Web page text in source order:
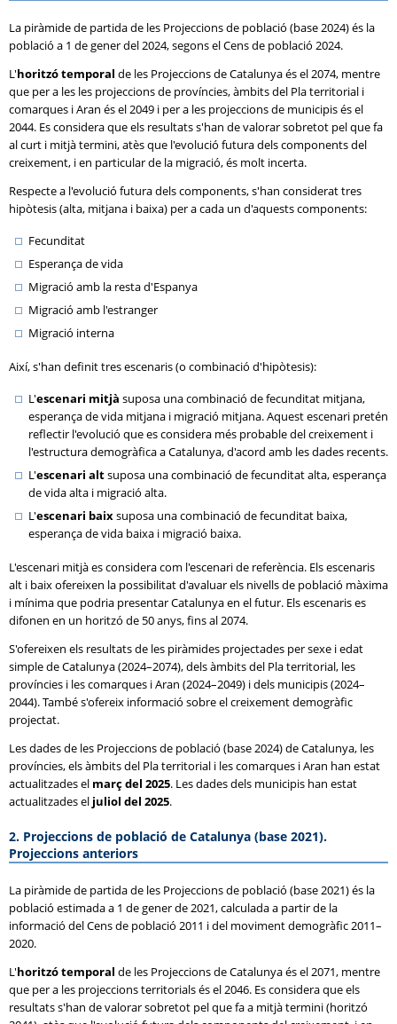
La piràmide de partida de les Projeccions de població (base 2024) és la
població a 1 de gener del 2024, segons el Cens de població 2024.
L'horitzó temporal de les Projeccions de Catalunya és el 2074, mentre
que per a les les projeccions de províncies, àmbits del Pla territorial i
comarques i Aran és el 2049 i per a les projeccions de municipis és el
2044. Es considera que els resultats s'han de valorar sobretot pel que fa
al curt i mitjà termini, atès que l'evolució futura dels components del
creixement, i en particular de la migració, és molt incerta.
Respecte a l'evolució futura dels components, s'han considerat tres
hipòtesis (alta, mitjana i baixa) per a cada un d'aquests components:
Fecunditat
Esperança de vida
Migració amb la resta d'Espanya
Migració amb l'estranger
Migració interna
Així, s'han definit tres escenaris (o combinació d'hipòtesis):
L'escenari mitjà suposa una combinació de fecunditat mitjana,
esperança de vida mitjana i migració mitjana. Aquest escenari pretén
reflectir l'evolució que es considera més probable del creixement i
l'estructura demogràfica a Catalunya, d'acord amb les dades recents.
L'escenari altsuposa una combinació de fecunditat alta, esperança
de vida alta i migració alta.
L'escenari baixsuposa una combinació de fecunditat baixa,
esperança de vida baixa i migració baixa.
L'escenari mitjà es considera com l'escenari de referència. Els escenaris
alt i baix ofereixen la possibilitat d'avaluar els nivells de població màxima
i mínima que podria presentar Catalunya en el futur. Els escenaris es
difonen en un horitzó de 50 anys, fins al 2074.
S'ofereixen els resultats de les piràmides projectades per sexe i edat
simple de Catalunya (2024–2074), dels àmbits del Pla territorial, les
províncies i les comarques i Aran (2024–2049) i dels municipis (2024–
2044). També s'ofereix informació sobre el creixement demogràfic
projectat.
Les dades de les Projeccions de població (base 2024) de Catalunya, les
províncies, els àmbits del Pla territorial i les comarques i Aran han estat
actualitzades el març del 2025. Les dades dels municipis han estat
actualitzades el juliol del 2025.
2. Projeccions de població de Catalunya (base 2021).
Projeccions anteriors
La piràmide de partida de les Projeccions de població (base 2021) és la
població estimada a 1 de gener de 2021, calculada a partir de la
informació del Cens de població 2011 i del moviment demogràfic 2011–
2020.
L'horitzó temporal de les Projeccions de Catalunya és el 2071, mentre
que per a les projeccions territorials és el 2046. Es considera que els
resultats s'han de valorar sobretot pel que fa a mitjà termini (horitzó